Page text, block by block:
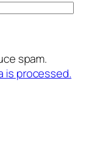
spam.
is processed.